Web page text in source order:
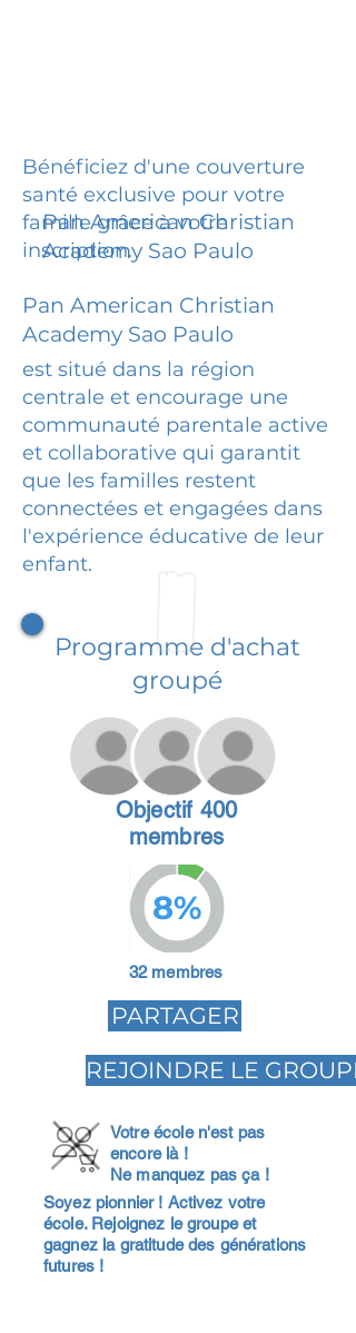
Bénéficiez d'une couverture
santé exclusive pour votre
famille grâce à votre
inscription.
Pan American Christian
Academy Sao Paulo
Pan American Christian
Academy Sao Paulo
est situé dans la région
centrale et encourage une
communauté parentale active
et collaborative qui garantit
que les familles restent
connectées et engagées dans
l'expérience éducative de leur
enfant.
Programme d'achat
groupé
Objectif 400
membres
8%
32 membres
PARTAGER
REJOINDRE LE GROUPE
Votre école n'est pas
encore là !
Ne manquez pas ça !
Soyez pionnier ! Activez votre
école. Rejoignez le groupe et
gagnez la gratitude des générations
futures !